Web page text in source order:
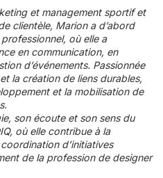
et management sportif et
clientèle, Marion a d’abord
où elle a
en communication, en
d’événements. Passionnée
la création de liens durables,
et la mobilisation de
son écoute et son sens du
où elle contribue à la
d’initiatives
de la profession de designer